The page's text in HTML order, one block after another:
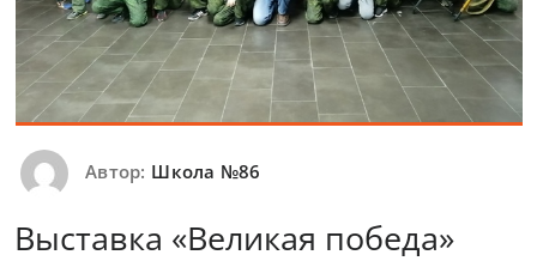
Автор: Школа №86
Выставка «Великая победа»